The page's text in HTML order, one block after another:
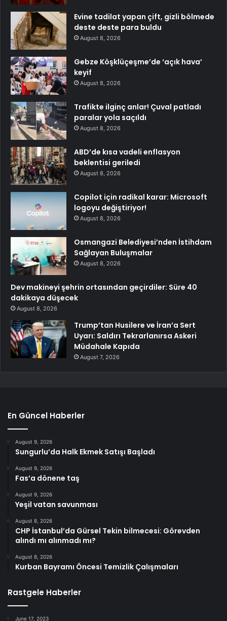
Evine tadilat yapan çift, gizli bölmede
deste deste para buldu
August 8, 2026
Gebze Köşklüçeşme’de ‘açık hava’
keyif
August 8, 2026
Trafikte ilginç anlar! Çuval patladı
paralar yola saçıldı
August 8, 2026
ABD’de kısa vadeli enflasyon
beklentisi geriledi
August 8, 2026
Copilot için radikal karar: Microsoft
logoyu değiştiriyor!
August 8, 2026
Osmangazi Belediyesi’nden İstihdam
Sağlayan Buluşmalar
August 8, 2026
Dev makineyi şehrin ortasından geçirdiler: Süre 40
dakikaya düşecek
August 8, 2026
Trump’tan Husilere ve İran’a Sert
Uyarı: Saldırı Tekrarlanırsa Askeri
Müdahale Kapıda
August 7, 2026
En Güncel Haberler
August 9, 2026
Sungurlu’da Halk Ekmek Satışı Başladı
August 9, 2026
Fas’a dönene taş
August 9, 2026
Yeşil vatan savunması
August 8, 2026
CHP İstanbul’da Gürsel Tekin bilmecesi: Görevden
alındı mı alınmadı mı?
August 8, 2026
Kurban Bayramı Öncesi Temizlik Çalışmaları
Rastgele Haberler
June 17, 2023